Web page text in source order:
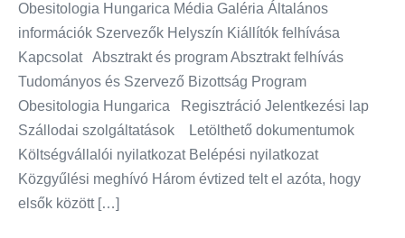
Obesitologia Hungarica Média Galéria Általános
információk Szervezők Helyszín Kiállítók felhívása
Kapcsolat Absztrakt és program Absztrakt felhívás
Tudományos és Szervező Bizottság Program
Obesitologia Hungarica Regisztráció Jelentkezési lap
Szállodai szolgáltatások Letölthető dokumentumok
Költségvállalói nyilatkozat Belépési nyilatkozat
Közgyűlési meghívó Három évtized telt el azóta, hogy
elsők között […]